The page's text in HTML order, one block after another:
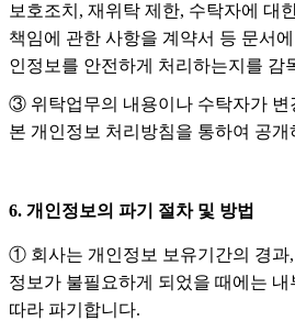
보호조치, 재위탁 제한, 수탁자에 대
책임에 관한 사항을 계약서 등 문서
인정보를 안전하게 처리하는지를 감
③ 위탁업무의 내용이나 수탁자가 변
본 개인정보 처리방침을 통하여 공
6. 개인정보의 파기 절차 및 방법
① 회사는 개인정보 보유기간의 경과
정보가 불필요하게 되었을 때에는 내
따라 파기합니다.